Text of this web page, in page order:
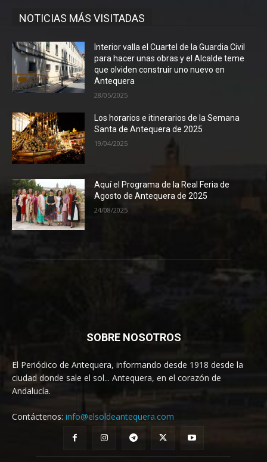
NOTICIAS MÁS VISITADAS
Interior valla el Cuartel de la Guardia Civil
para hacer unas obras y el Alcalde teme
que olviden construir uno nuevo en
Antequera
28/05/2025
Los horarios e itinerarios de la Semana
Santa de Antequera de 2025
19/04/2025
Aquí el Programa de la Real Feria de
Agosto de Antequera de 2025
24/08/2025
SOBRE NOSOTROS
El Periódico de Antequera, informando desde 1918 desde la
ciudad donde sale el sol... Antequera, en el corazón de
Andalucía.
Contáctenos: info@elsoldeantequera.com